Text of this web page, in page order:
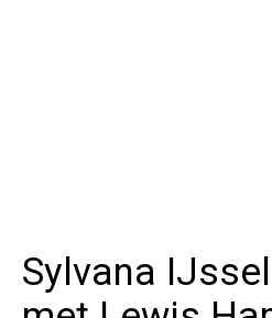
Sylvana